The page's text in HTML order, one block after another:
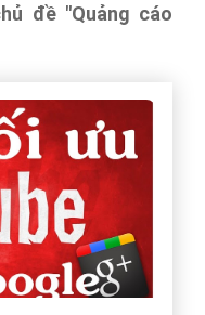
đề "Quảng cáo